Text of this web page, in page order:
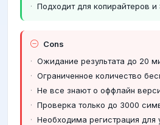
Подходит для копирайтеров и
Cons
Ожидание результата до 20
Ограниченное количество
Не все знают о оффлайн
Проверка только до 3000
Необходима регистрация для